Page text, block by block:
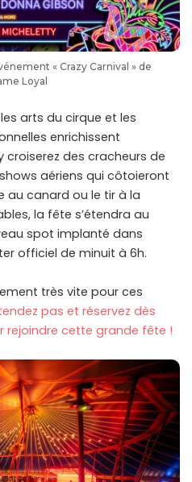
« Crazy Carnival » de
Loyal
arts du cirque et les
enrichissent
croiserez des cracheurs de
aériens qui côtoieront
au canard ou le tir à la
la fête s’étendra au
spot implanté dans
officiel de minuit à 6h.
très vite pour ces
pas et réservez dès
rejoindre cette grande fête !